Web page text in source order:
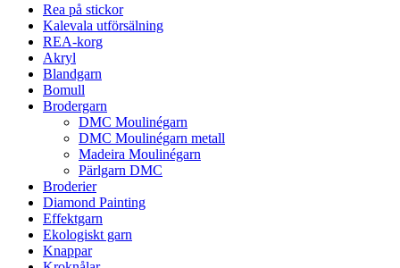
Rea på stickor
Kalevala utförsälning
REA-korg
Akryl
Blandgarn
Bomull
Brodergarn
DMC Moulinégarn
DMC Moulinégarn metall
Madeira Moulinégarn
Pärlgarn DMC
Broderier
Diamond Painting
Effektgarn
Ekologiskt garn
Knappar